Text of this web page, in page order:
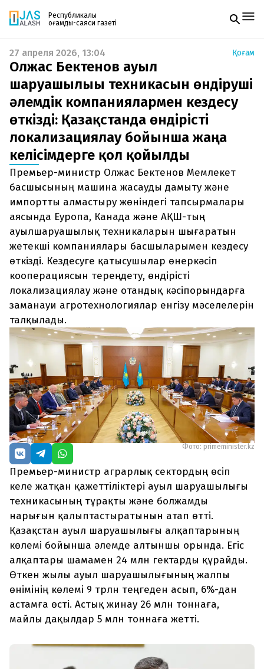
Республикалық
қоғамдық-саяси газеті
Жаңалықтар
Спорт
Live
Руханият
Аймақ
Архив
Заң және тәртіп
Редакциямен байланыс
+7 708 604 51 06
Жарнама бөлімі
+7 701 220 64 52
zhasalash100@gmail.com
Газетке жазылу
PDF форматтағы газетті ай сайын электронды
поштаңызға алып отырыңыз. Жаңа нөмір
шыққан сәтте сізге бірден жіберіледі. Тек email
енгізіңіз, біз қалғанын өзіміз жібереміз.
27 апреля 2026, 13:04 Қоғам
Олжас Бектенов ауыл
шаруашылығы техникасын өндіруші
әлемдік компаниялармен кездесу
өткізді: Қазақстанда өндірісті
локализациялау бойынша жаңа
келісімдерге қол қойылды
Премьер-министр Олжас Бектенов Мемлекет
басшысының машина жасауды дамыту және
импортты алмастыру жөніндегі тапсырмалары
аясында Еуропа, Канада және АҚШ-тың
ауылшаруашылық техникаларын шығаратын
жетекші компаниялары басшыларымен кездесу
өткізді. Кездесуге қатысушылар өнеркәсіп
кооперациясын тереңдету, өндірісті
локализациялау және отандық кәсіпорындарға
заманауи агротехнологиялар енгізу мәселелерін
талқылады.
Фото: primeminister.kz
Премьер-министр аграрлық сектордың өсіп
келе жатқан қажеттіліктері ауыл шаруашылығы
техникасының тұрақты және болжамды
нарығын қалыптастыратынын атап өтті.
Қазақстан ауыл шаруашылығы алқаптарының
көлемі бойынша әлемде алтыншы орында. Егіс
алқаптары шамамен 24 млн гектарды құрайды.
Өткен жылы ауыл шаруашылығының жалпы
өнімінің көлемі 9 трлн теңгеден асып, 6%-дан
астамға өсті. Астық жинау 26 млн тоннаға,
майлы дақылдар 5 млн тоннаға жетті.